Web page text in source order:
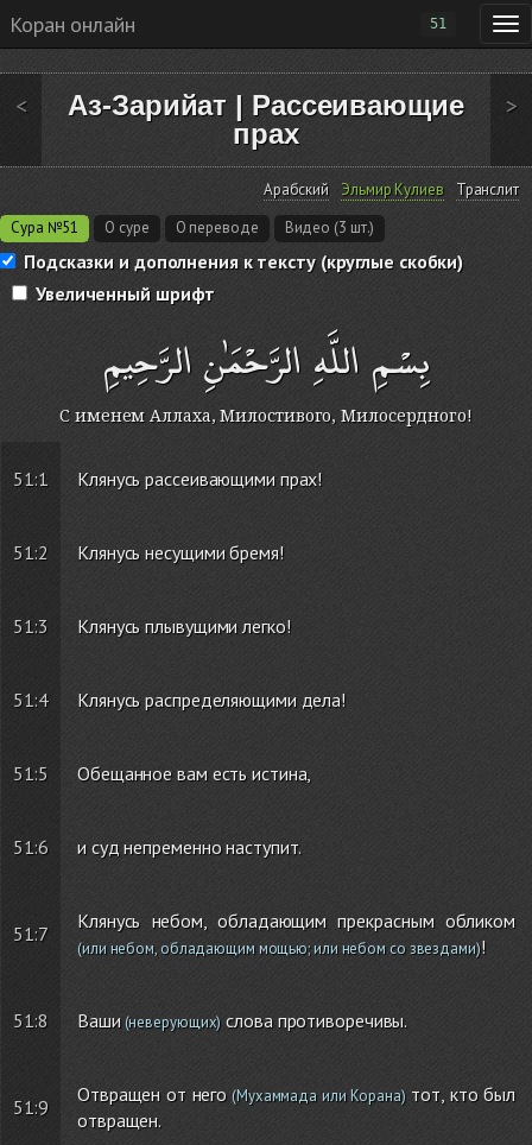
Коран онлайн 51
< Аз-Зарийат | Рассеивающие
прах
>
Сура №51 О суре О переводе Видео (3 шт.)
Арабский Эльмир Кулиев Транслит
Подсказки и дополнения к тексту (круглые скобки)
Увеличенный шрифт
بِسْمِ اللَّهِ الرَّحْمَٰنِ الرَّحِيمِ
С именем Аллаха, Милостивого, Милосердного!
51:1 Клянусь рассеивающими прах!
51:2 Клянусь несущими бремя!
51:3 Клянусь плывущими легко!
51:4 Клянусь распределяющими дела!
51:5 Обещанное вам есть истина,
51:6 и суд непременно наступит.
51:7
Клянусь небом, обладающим прекрасным обликом
(или небом, обладающим мощью; или небом со звездами)!
51:8 Ваши(неверующих) слова противоречивы.
51:9
Отвращен от него (Мухаммада или Корана)тот, кто был
отвращен.